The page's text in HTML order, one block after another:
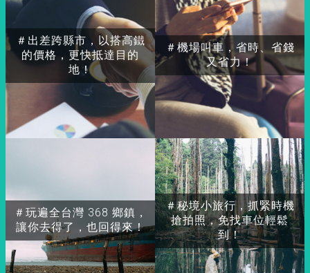
＃出差跨縣市，以搭高鐵
的價格，更快抵達目的
地！
＃玩遍全台灣 368 鄉鎮，
讓你去得了，也回得來！
＃秘境小旅行，抓緊時機
搶拍照，免找車位輕鬆
到！
＃機場叫車，省時、省錢
又省力！